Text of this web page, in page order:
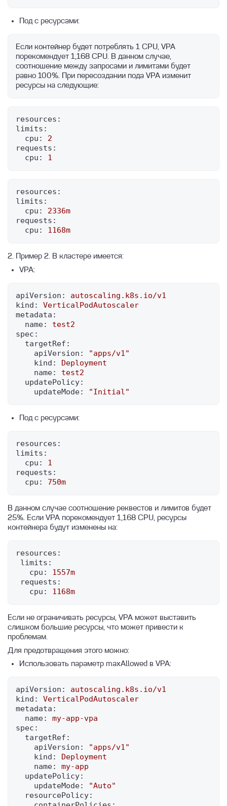
Под с ресурсами:
Если контейнер будет потреблять 1 CPU, VPA
порекомендует 1,168 CPU. В данном случае,
соотношение между запросами и лимитами будет
равно 100%. При пересоздании пода VPA изменит
ресурсы на следующие:
resources:
limits:
cpu:
2
requests:
cpu:
1
resources:
limits:
cpu:
2336m
requests:
cpu:
1168m
2. Пример 2. В кластере имеется:
VPA:
apiVersion:
autoscaling.k8s.io/v1
kind:
VerticalPodAutoscaler
metadata:
name:
test2
spec:
targetRef:
apiVersion:
"apps/v1"
kind:
Deployment
name:
test2
updatePolicy:
updateMode:
"Initial"
Под с ресурсами:
resources:
limits:
cpu:
1
requests:
cpu:
750m
В данном случае соотношение реквестов и лимитов будет
25%. Если VPA порекомендует 1,168 CPU, ресурсы
контейнера будут изменены на:
resources:
limits:
cpu:
1557m
requests:
cpu:
1168m
Если не ограничивать ресурсы, VPA может выставить
слишком большие ресурсы, что может привести к
проблемам.
Для предотвращения этого можно:
Использовать параметр maxAllowed в VPA:
apiVersion:
autoscaling.k8s.io/v1
kind:
VerticalPodAutoscaler
metadata:
name:
my-app-vpa
spec:
targetRef:
apiVersion:
"apps/v1"
kind:
Deployment
name:
my-app
updatePolicy:
updateMode:
"Auto"
resourcePolicy: